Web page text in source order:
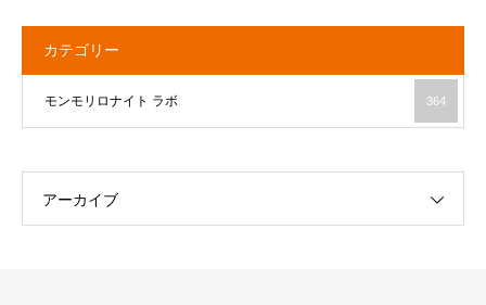
カテゴリー
モンモリロナイト ラボ 364
アーカイブ